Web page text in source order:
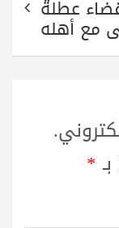
عطلة
مع أهله
*